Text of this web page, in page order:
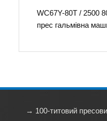
WC67Y-80T / 2500
прес гальмівна
→ 100-титовий